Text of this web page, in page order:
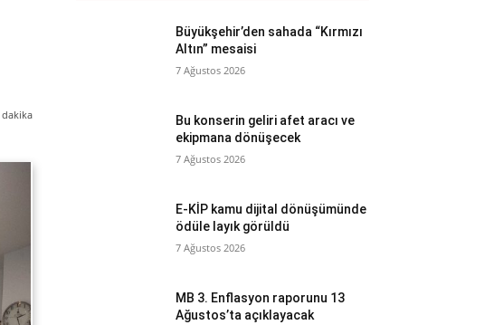
dakika
Büyükşehir’den sahada “Kırmızı
Altın” mesaisi
7 Ağustos 2026
Bu konserin geliri afet aracı ve
ekipmana dönüşecek
7 Ağustos 2026
E-KİP kamu dijital dönüşümünde
ödüle layık görüldü
7 Ağustos 2026
MB 3. Enflasyon raporunu 13
Ağustos’ta açıklayacak